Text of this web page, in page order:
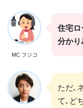
MC フジコ
住宅ロ
分かり
ただ､
て､ど